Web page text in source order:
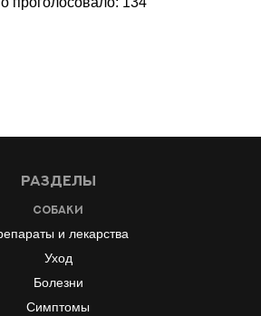
Разделы
Собаки
и лекарства
Уход
Болезни
Симптомы